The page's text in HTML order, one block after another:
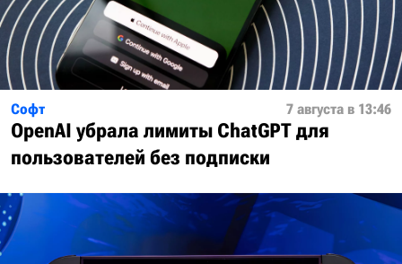
Софт 7 августа в 13:46
OpenAI убрала лимиты ChatGPT для
пользователей без подписки